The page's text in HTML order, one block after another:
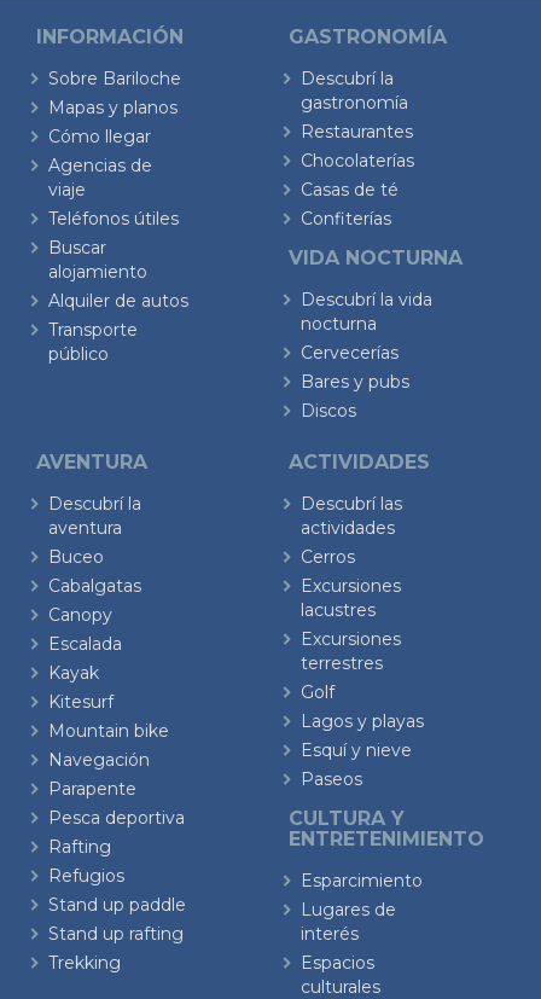
INFORMACIÓN
Sobre Bariloche
Mapas y planos
Cómo llegar
Agencias de
viaje
Teléfonos útiles
Buscar
alojamiento
Alquiler de autos
Transporte
público
GASTRONOMÍA
Descubrí la
gastronomía
Restaurantes
Chocolaterías
Casas de té
Confiterías
VIDA NOCTURNA
Descubrí la vida
nocturna
Cervecerías
Bares y pubs
Discos
AVENTURA
Descubrí la
aventura
Buceo
Cabalgatas
Canopy
Escalada
Kayak
Kitesurf
Mountain bike
Navegación
Parapente
Pesca deportiva
Rafting
Refugios
Stand up paddle
Stand up rafting
Trekking
ACTIVIDADES
Descubrí las
actividades
Cerros
Excursiones
lacustres
Excursiones
terrestres
Golf
Lagos y playas
Esquí y nieve
Paseos
CULTURA Y
ENTRETENIMIENTO
Esparcimiento
Lugares de
interés
Espacios
culturales